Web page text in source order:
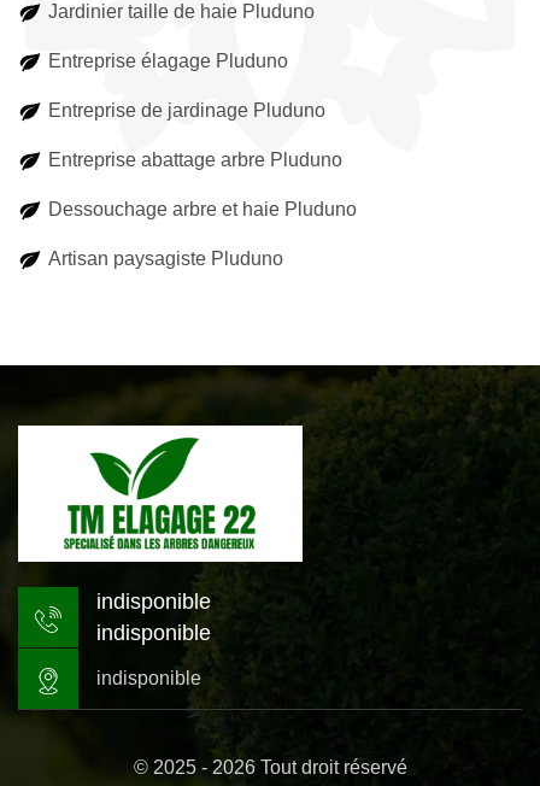
Jardinier taille de haie Pluduno
Entreprise élagage Pluduno
Entreprise de jardinage Pluduno
Entreprise abattage arbre Pluduno
Dessouchage arbre et haie Pluduno
Artisan paysagiste Pluduno
indisponible
indisponible
indisponible
© 2025 - 2026 Tout droit réservé